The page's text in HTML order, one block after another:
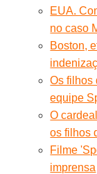
EUA.
no caso
Boston,
Os filhos
equipe
O
os filhos
Filme
imprensa